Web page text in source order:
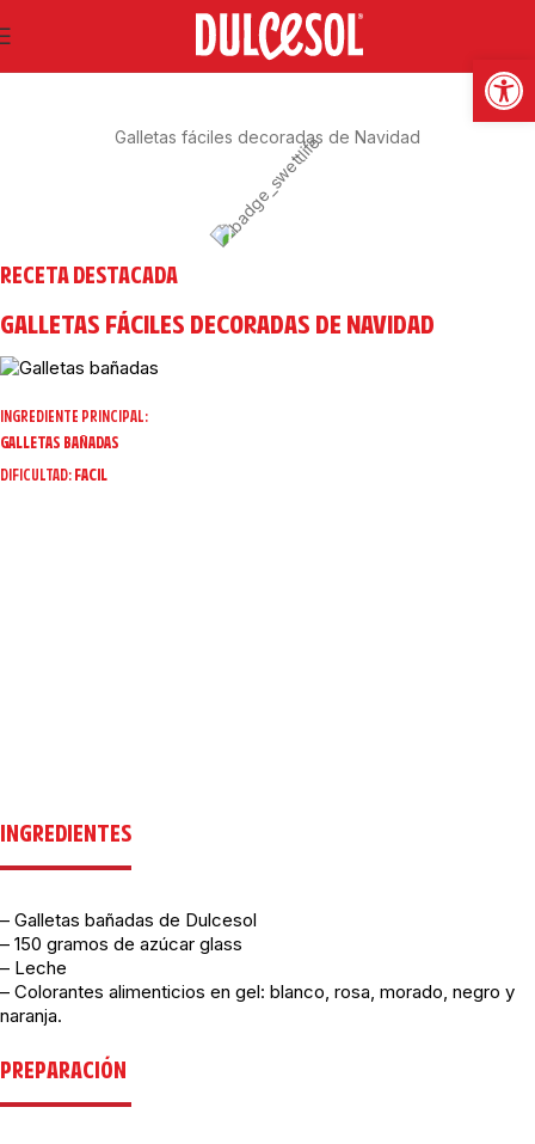
SWEET LIFE
Galletas fáciles decoradas de Navidad
RECETA DESTACADA
GALLETAS FÁCILES DECORADAS DE NAVIDAD
INGREDIENTE PRINCIPAL:
GALLETAS BAÑADAS
DIFICULTAD:FACIL
INGREDIENTES
– Galletas bañadas de Dulcesol
– 150 gramos de azúcar glass
– Leche
– Colorantes alimenticios en gel: blanco, rosa, morado, negro y
naranja.
PREPARACIÓN